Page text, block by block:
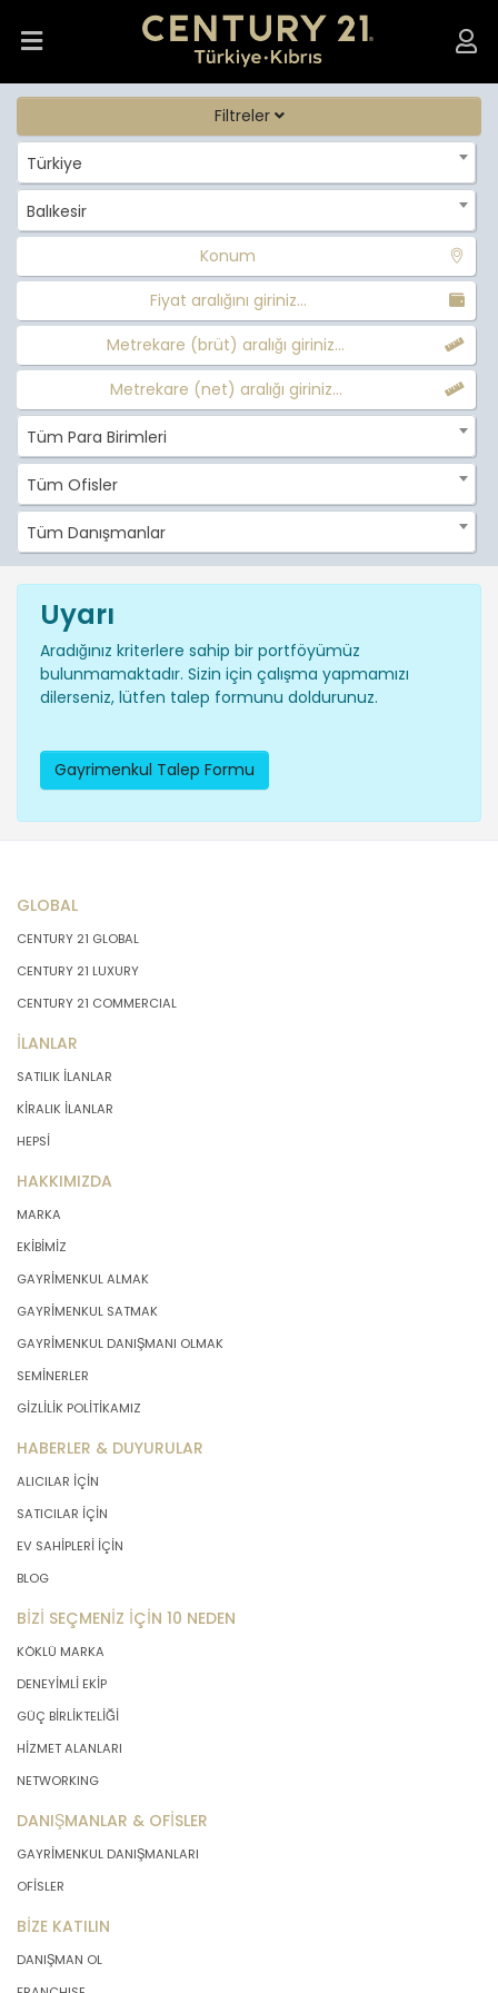
Filtreler
Türkiye
Balıkesir
Konum
Fiyat aralığını giriniz...
Metrekare (brüt) aralığı giriniz...
Metrekare (net) aralığı giriniz...
Tüm Para Birimleri
Tüm Ofisler
Tüm Danışmanlar
Uyarı
Aradığınız kriterlere sahip bir portföyümüz
bulunmamaktadır. Sizin için çalışma yapmamızı
dilerseniz, lütfen talep formunu doldurunuz.
Gayrimenkul Talep Formu
GLOBAL
CENTURY 21 GLOBAL
CENTURY 21 LUXURY
CENTURY 21 COMMERCIAL
İLANLAR
SATILIK İLANLAR
KİRALIK İLANLAR
HEPSİ
HAKKIMIZDA
MARKA
EKİBİMİZ
GAYRİMENKUL ALMAK
GAYRİMENKUL SATMAK
GAYRİMENKUL DANIŞMANI OLMAK
SEMİNERLER
GİZLİLİK POLİTİKAMIZ
HABERLER & DUYURULAR
ALICILAR İÇİN
SATICILAR İÇİN
EV SAHİPLERİ İÇİN
BLOG
BİZİ SEÇMENİZ İÇİN 10 NEDEN
KÖKLÜ MARKA
DENEYİMLİ EKİP
GÜÇ BİRLİKTELİĞİ
HİZMET ALANLARI
NETWORKING
DANIŞMANLAR & OFİSLER
GAYRİMENKUL DANIŞMANLARI
OFİSLER
BİZE KATILIN
DANIŞMAN OL